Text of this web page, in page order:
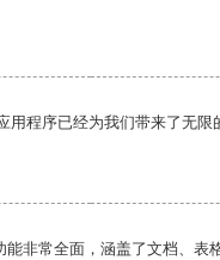
用程序已经为我们带来了无限
能非常全面，涵盖了文档、表